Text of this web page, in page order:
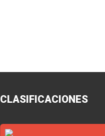
CLASIFICACIONES